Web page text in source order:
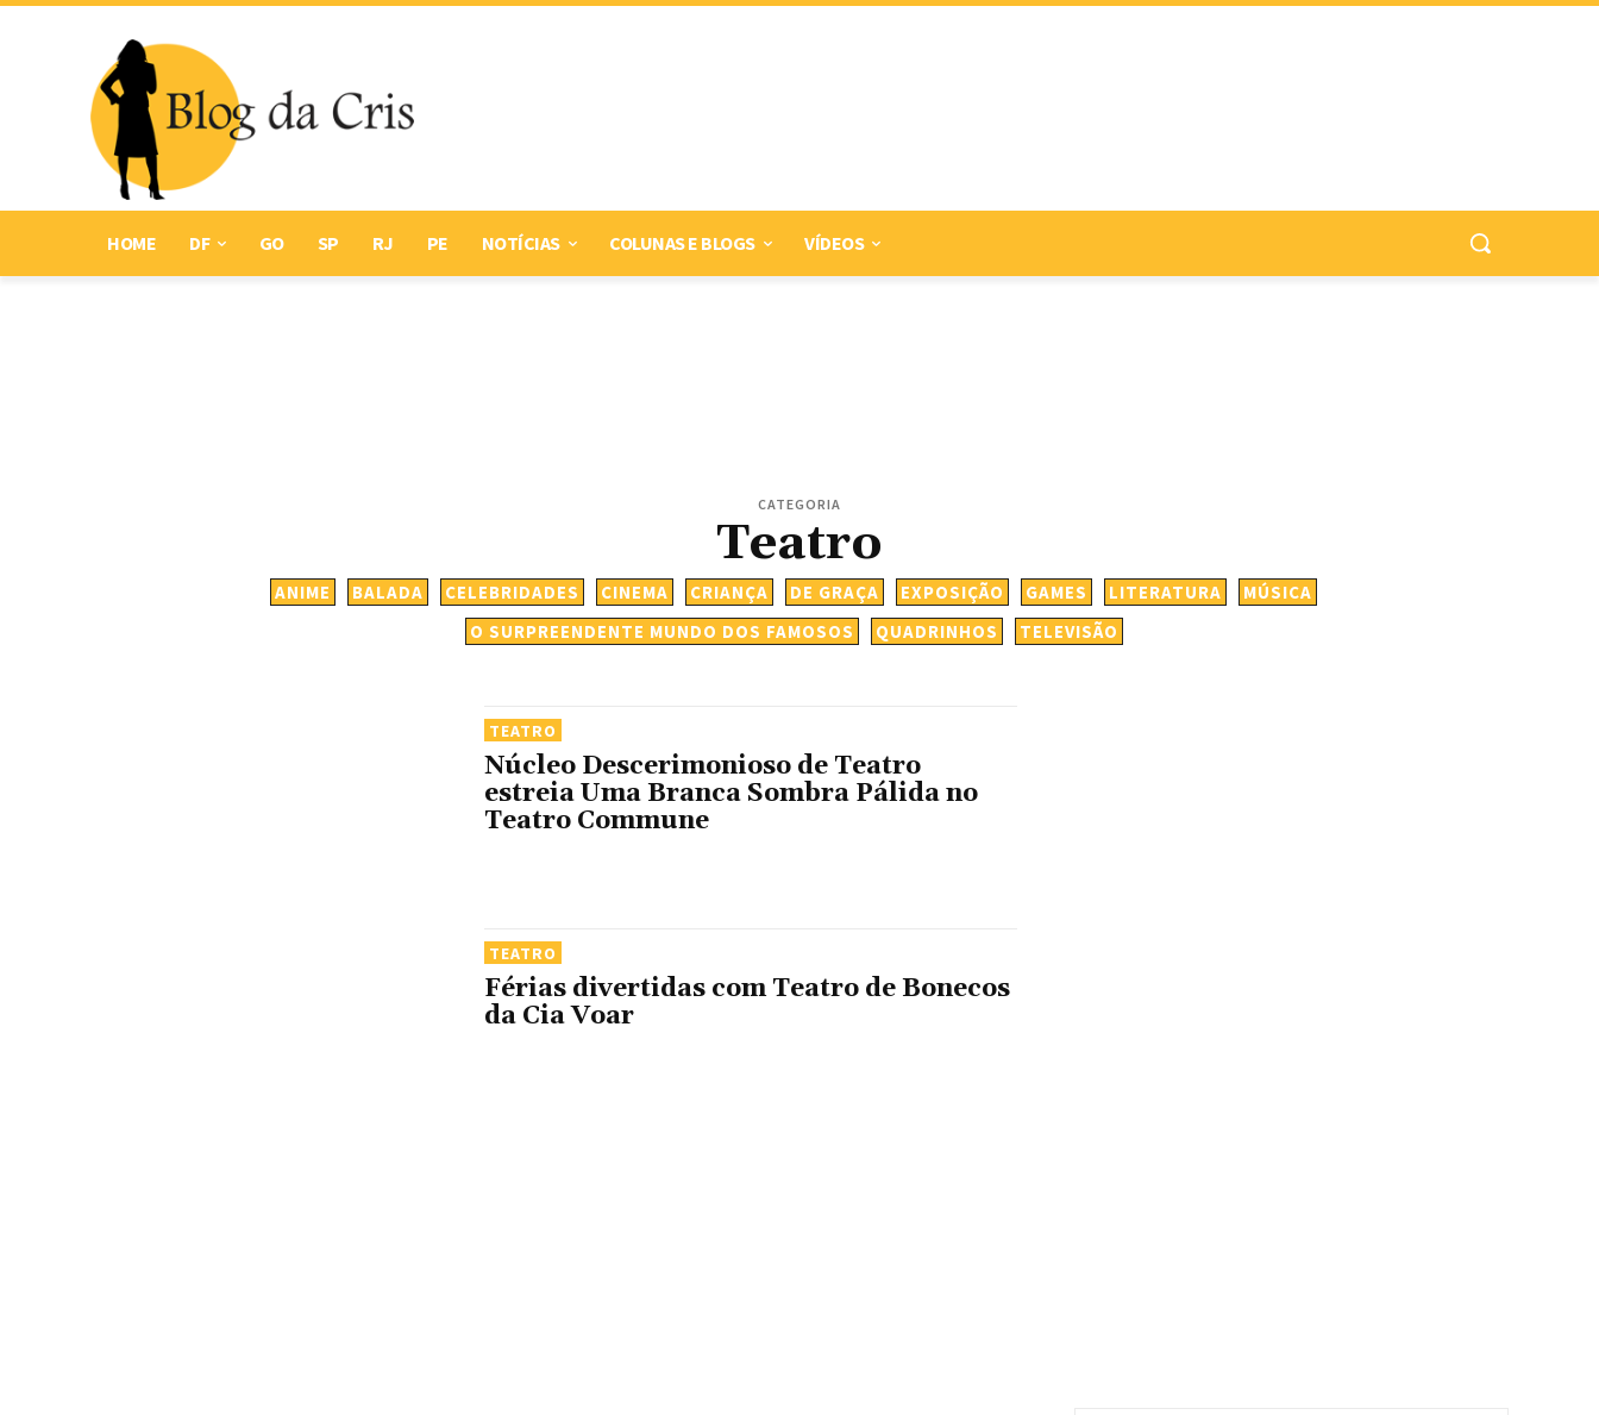
HOME DF GO SP RJ PE NOTÍCIAS COLUNAS E BLOGS VÍDEOS
CATEGORIA
Teatro
ANIME BALADA CELEBRIDADES CINEMA CRIANÇA DE GRAÇA EXPOSIÇÃO GAMES LITERATURA
MÚSICA
O SURPREENDENTE MUNDO DOS FAMOSOS
QUADRINHOS TELEVISÃO
TEATRO
Núcleo Descerimonioso de Teatro
estreia Uma Branca Sombra Pálida no
Teatro Commune
TEATRO
Férias divertidas com Teatro de Bonecos
da Cia Voar